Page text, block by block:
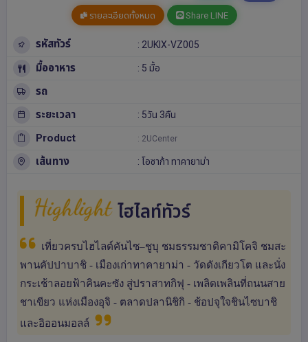
รายละเอียดทั้งหมด Share LINE
รหัสทัวร์ : 2UKIX-VZ005
มื้ออาหาร : 5 มื้อ
รถ
ระยะเวลา
: 5วัน 3คืน
Product : 2UCenter
เส้นทาง : โอซาก้า ทาคายาม่า
Highlight ไฮไลท์ทัวร์
เที่ยวครบไฮไลต์คันไซ–ชูบุ ชมธรรมชาติคามิโคจิ ชมสะ
พานคัปปาบาชิ - เมืองเก่าทาคายาม่า - วัดดังเกียวโต และนั่ง
กระเช้าลอยฟ้าคินคะซัง สู่ปราสาทกิฟุ - เพลิดเพลินที่ถนนสาย
ชาเขียว แห่งเมืองอุจิ - ตลาดปลานิชิกิ - ช้อปจุใจชินไซบาชิ
และอิออนมอลล์